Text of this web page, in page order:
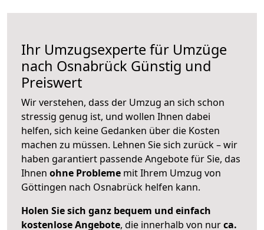
Ihr Umzugsexperte für Umzüge
nach Osnabrück Günstig und
Preiswert
Wir verstehen, dass der Umzug an sich schon
stressig genug ist, und wollen Ihnen dabei
helfen, sich keine Gedanken über die Kosten
machen zu müssen. Lehnen Sie sich zurück – wir
haben garantiert passende Angebote für Sie, das
Ihnen ohne Probleme mit Ihrem Umzug von
Göttingen nach Osnabrück helfen kann.
Holen Sie sich ganz bequem und einfach
kostenlose Angebote, die innerhalb von nurca.